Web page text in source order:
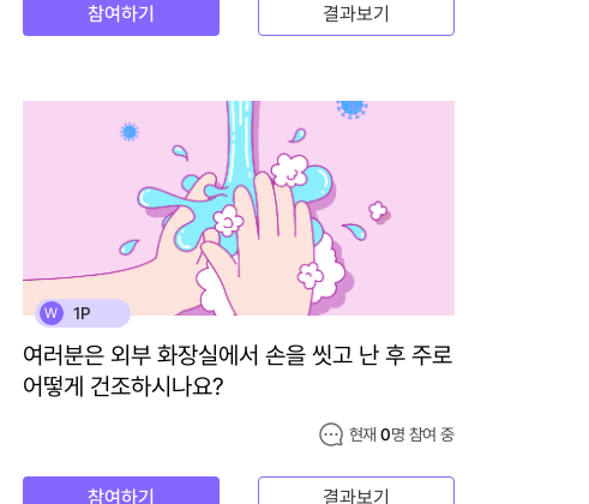
참여하기 결과보기
W 1P
여러분은 외부 화장실에서 손을 씻고 난 후 주로
어떻게 건조하시나요?
현재0명 참여 중
참여하기 결과보기